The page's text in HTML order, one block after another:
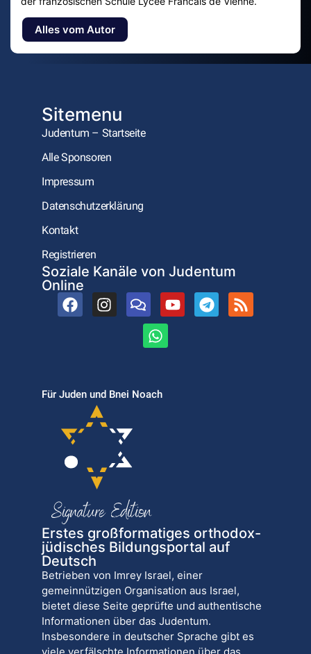
Alles vom Autor
Sitemenu
Judentum – Startseite
Alle Sponsoren
Impressum
Datenschutzerklärung
Kontakt
Registrieren
Soziale Kanäle von Judentum
Online
Für Juden und Bnei Noach
Erstes großformatiges orthodox-
jüdisches Bildungsportal auf
Deutsch
Betrieben von Imrey Israel, einer
gemeinnützigen Organisation aus Israel,
bietet diese Seite geprüfte und authentische
Informationen über das Judentum.
Insbesondere in deutscher Sprache gibt es